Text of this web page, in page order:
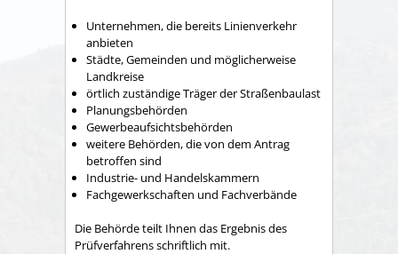
Unternehmen, die bereits Linienverkehr
anbieten
Städte, Gemeinden und möglicherweise
Landkreise
örtlich zuständige Träger der Straßenbaulast
Planungsbehörden
Gewerbeaufsichtsbehörden
weitere Behörden, die von dem Antrag
betroffen sind
Industrie- und Handelskammern
Fachgewerkschaften und Fachverbände
Die Behörde teilt Ihnen das Ergebnis des
Prüfverfahrens schriftlich mit.